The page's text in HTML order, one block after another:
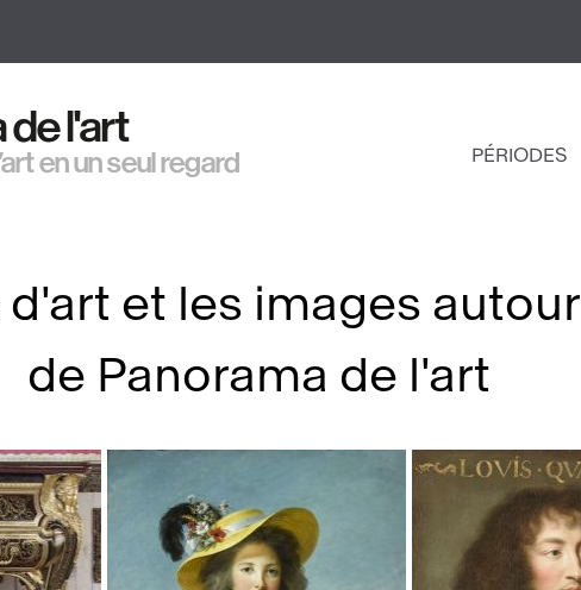
de l'art
en un seul regard PÉRIODES
et les images
de Panorama de l'art